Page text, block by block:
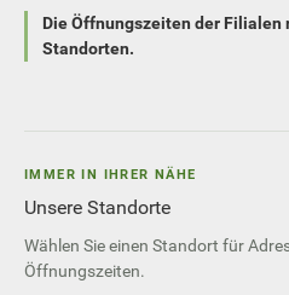
Die Öffnungszeiten der Filialen
Standorten.
IMMER IN IHRER NÄHE
Unsere Standorte
Wählen Sie einen Standort für
Öffnungszeiten.